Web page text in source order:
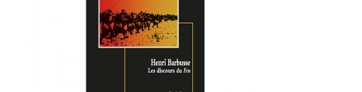
Autres civilisations
Thématiques